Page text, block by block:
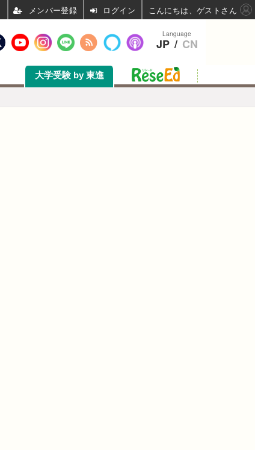
大学受験 by 東進
Language
JP / CN
ログイン こんにちは、ゲストさん